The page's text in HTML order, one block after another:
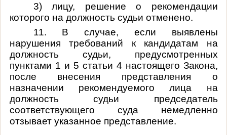
3) лицу, решение о рекомендации
которого на должность судьи отменено.
11. В случае, если выявлены
нарушения требований к кандидатам на
должность судьи, предусмотренных
пунктами 1 и 5 статьи 4 настоящего Закона,
после внесения представления о
назначении рекомендуемого лица на
должность судьи председатель
соответствующего суда немедленно
отзывает указанное представление.